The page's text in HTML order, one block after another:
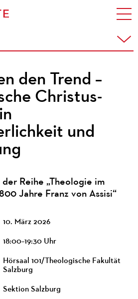
den Trend –
Christus-
und
Reihe „Theologie im
Jahre Franz von Assisi“
10. März 2026
18:00–19:30 Uhr
Hörsaal 101/Theologische Fakultät
Salzburg
Sektion Salzburg